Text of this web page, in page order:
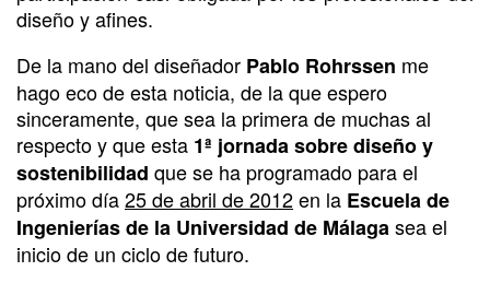
diseño y afines.
De la mano del diseñador Pablo Rohrssen me
hago eco de esta noticia, de la que espero
sinceramente, que sea la primera de muchas al
respecto y que esta 1ª jornada sobre diseño y
sostenibilidad que se ha programado para el
próximo día25 de abril de 2012en la Escuela de
Ingenierías de la Universidad de Málagasea el
inicio de un ciclo de futuro.